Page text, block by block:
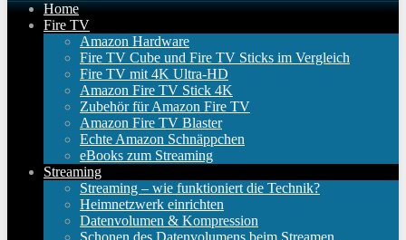
Home
Fire TV
Amazon Hardware
Fire TV Cube und Fire TV Sticks im Vergleich
Fire TV mit 4K Ultra-HD
Amazon Fire TV Stick 4K
Zubehör für Amazon Fire TV
Amazon Fire TV Blaster
Echte Amazon Schnäppchen
eBooks zum Streaming
Streaming
Streaming – wie funktioniert die Technik?
Heimnetzwerk einrichten
Datenvolumen & Kompression
Schonen des Datenvolumens beim Streamen